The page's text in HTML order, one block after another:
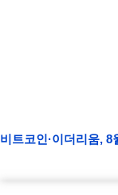
비트코인·이더리움, 8